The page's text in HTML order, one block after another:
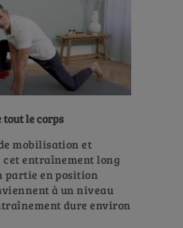
le corps
mobilisation et
cet entraînement long
partie en position
à un niveau
dure environ